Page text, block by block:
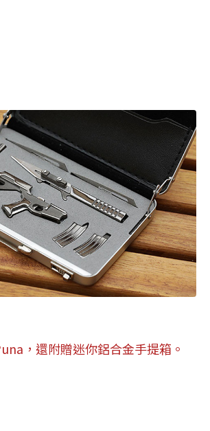
，還附贈迷你鋁合金手提箱。